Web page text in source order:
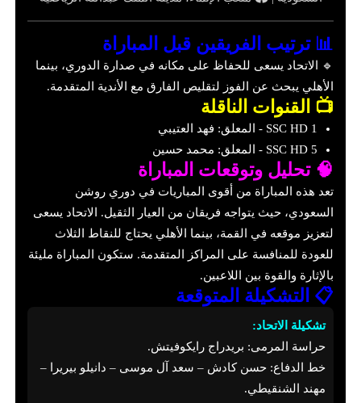
📊 ترتيب الفريقين قبل المباراة
🔹 الاتحاد يسعى للحفاظ على مكانه في صدارة الدوري، بينما
الأهلي يبحث عن الفوز لتقليص الفارق مع الأندية المتقدمة.
📺 القنوات الناقلة
SSC HD 1 - المعلق: فهد العتيبي
SSC HD 5 - المعلق: محمد حسين
🧠 تحليل وتوقعات المباراة
تعد هذه المباراة من أقوى المباريات في دوري روشن
السعودي، حيث يتواجه فريقان من العيار الثقيل. الاتحاد يسعى
لتعزيز موقعه في القمة، بينما الأهلي يحتاج للنقاط الثلاث
للعودة للمنافسة على المراكز المتقدمة. ستكون المباراة مليئة
بالإثارة والقوة بين اللاعبين.
📋 التشكيلة المتوقعة
تشكيلة الاتحاد:
حراسة المرمى: بريدراج رايكوفيتش.
خط الدفاع: حسن كادش – سعد آل موسى – دانيلو بيريرا –
مهند الشنقيطي.